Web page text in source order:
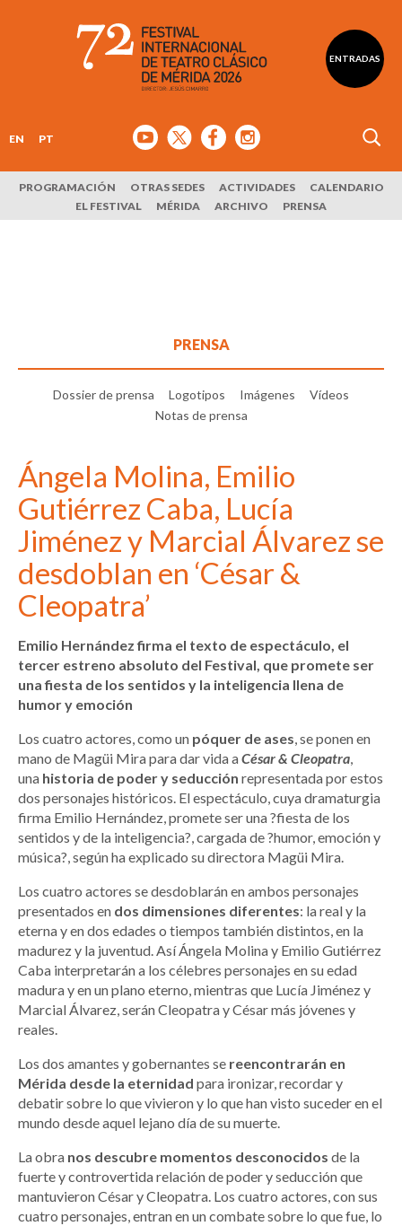
ENTRADAS
EN PT
PROGRAMACIÓN OTRAS SEDES ACTIVIDADES
CALENDARIO
EL FESTIVAL
MÉRIDA ARCHIVO PRENSA
PRENSA
Dossier de prensa Logotipos Imágenes
Vídeos
Notas de prensa
Ángela Molina, Emilio
Gutiérrez Caba, Lucía
Jiménez y Marcial Álvarez se
desdoblan en ‘César &
Cleopatra’
Emilio Hernández firma el texto de espectáculo, el
tercer estreno absoluto del Festival, que promete ser
una fiesta de los sentidos y la inteligencia llena de
humor y emoción
Los cuatro actores, como un póquer de ases, se ponen en
mano de Magüi Mira para dar vida aCésar & Cleopatra,
una historia de poder y seducción representada por estos
dos personajes históricos. El espectáculo, cuya dramaturgia
firma Emilio Hernández, promete ser una ?fiesta de los
sentidos y de la inteligencia?, cargada de ?humor, emoción y
música?, según ha explicado su directora Magüi Mira.
Los cuatro actores se desdoblarán en ambos personajes
presentados en dos dimensiones diferentes: la real y la
eterna y en dos edades o tiempos también distintos, en la
madurez y la juventud. Así Ángela Molina y Emilio Gutiérrez
Caba interpretarán a los célebres personajes en su edad
madura y en un plano eterno, mientras que Lucía Jiménez y
Marcial Álvarez, serán Cleopatra y César más jóvenes y
reales.
Los dos amantes y gobernantes se reencontrarán en
Mérida desde la eternidad para ironizar, recordar y
debatir sobre lo que vivieron y lo que han visto suceder en el
mundo desde aquel lejano día de su muerte.
La obra nos descubre momentos desconocidos de la
fuerte y controvertida relación de poder y seducción que
mantuvieron César y Cleopatra. Los cuatro actores, con sus
cuatro personajes, entran en un combate sobre lo que fue, lo